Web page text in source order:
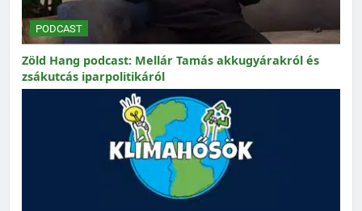
PODCAST
Zöld Hang podcast: Mellár Tamás akkugyárakról és
zsákutcás iparpolitikáról